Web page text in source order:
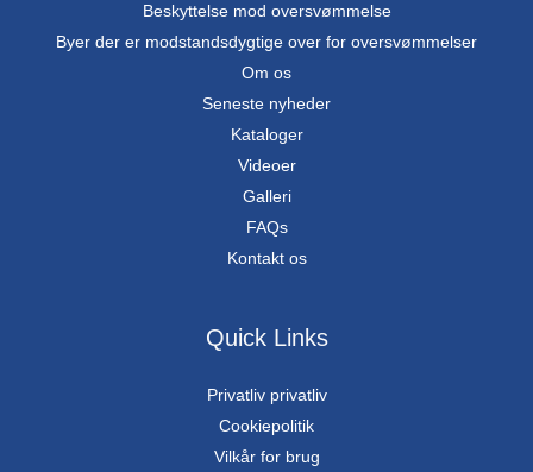
Beskyttelse mod oversvømmelse
Byer der er modstandsdygtige over for oversvømmelser
Om os
Seneste nyheder
Kataloger
Videoer
Galleri
FAQs
Kontakt os
Quick Links
Privatliv privatliv
Cookiepolitik
Vilkår for brug